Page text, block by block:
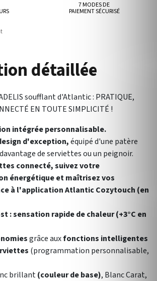
7 MODES DE
PAIEMENT SÉCURISÉ
détaillée
soufflant d'Atlantic : PRATIQUE,
EN TOUTE SIMPLICITÉ !
intégrée personnalisable.
d'exception,équipé d'une patère
de serviettes ou un peignoir.
connecté, suivez votre
énergétique et maîtrisez vos
à l'application Atlantic Cozytouch (en
: sensation rapide de chaleur(+3°C en
grâce auxfonctions intelligentes
(programmation personnalisable,
brillant(couleur de base), Blanc Carat,